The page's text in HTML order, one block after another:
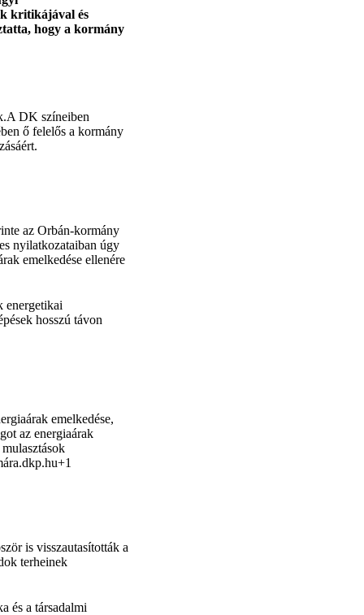
kritikájával és
hogy a kormány
DK színeiben
ő felelős a kormány
az Orbán-kormány
nyilatkozataiban úgy
emelkedése ellenére
energetikai
hosszú távon
emelkedése,
az energiaárak
dkp.hu+1
is visszautasították a
terheinek
és a társadalmi